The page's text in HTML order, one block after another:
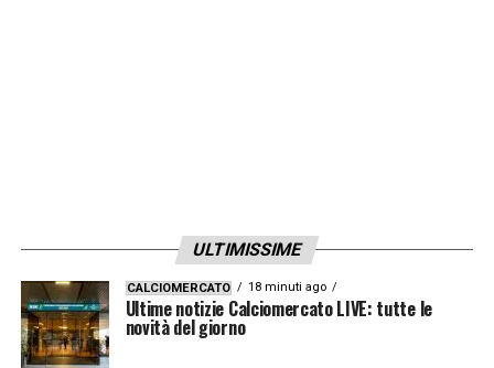
ULTIMISSIME
CALCIOMERCATO 18 minuti ago
Ultime notizie Calciomercato LIVE: tutte le
novità del giorno